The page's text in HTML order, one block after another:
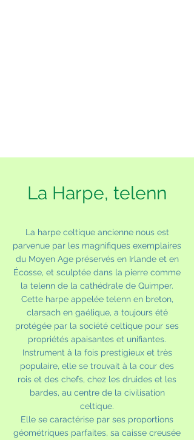
La Harpe, telenn
La harpe celtique ancienne nous est
parvenue par les magnifiques exemplaires
du Moyen Age préservés en Irlande et en
Écosse, et sculptée dans la pierre comme
la telenn de la cathédrale de Quimper.
Cette harpe appelée telenn en breton,
clarsach en gaélique, a toujours été
protégée par la société celtique pour ses
propriétés apaisantes et unifiantes.
Instrument à la fois prestigieux et très
populaire, elle se trouvait à la cour des
rois et des chefs, chez les druides et les
bardes, au centre de la civilisation
celtique.
Elle se caractérise par ses proportions
géométriques parfaites, sa caisse creusée